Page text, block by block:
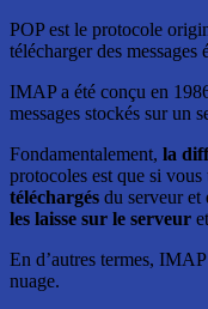
POP est le protocole
télécharger des
IMAP a été conçu en
messages stockés sur un
Fondamentalement, la
protocoles est que si
téléchargés du serveur et
les laisse sur le serveur
En d’autres termes,
nuage.